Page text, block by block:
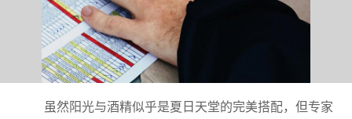
虽然阳光与酒精似乎是夏日天堂的完美搭配，但专家